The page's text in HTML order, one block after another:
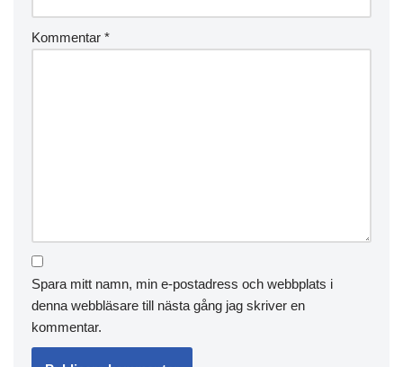
Kommentar *
Spara mitt namn, min e-postadress och webbplats i
denna webbläsare till nästa gång jag skriver en
kommentar.